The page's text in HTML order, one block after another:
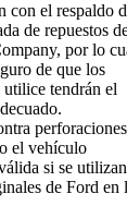
con el respaldo
de repuestos
por lo
de que los
utilice tendrán el
el vehículo
si se utilizan
de Ford en